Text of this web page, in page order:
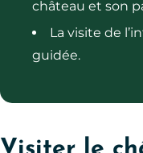
château et son
La visite de
guidée.